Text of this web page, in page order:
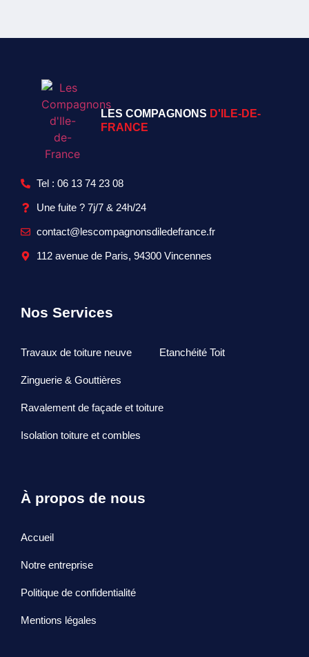
LES COMPAGNONS D'ILE-DE-
FRANCE
Tel : 06 13 74 23 08
Une fuite ? 7j/7 & 24h/24
contact@lescompagnonsdiledefrance.fr
112 avenue de Paris, 94300 Vincennes
Nos Services
Travaux de toiture neuve Etanchéité Toit
Zinguerie & Gouttières
Ravalement de façade et toiture
Isolation toiture et combles
À propos de nous
Accueil
Notre entreprise
Politique de confidentialité
Mentions légales